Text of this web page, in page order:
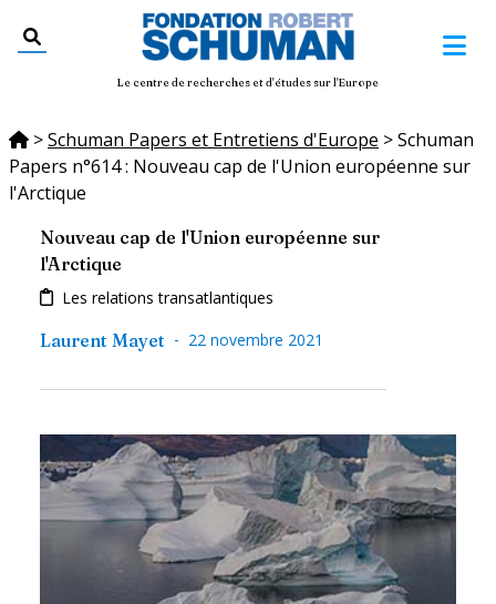
Le centre de recherches et d'études sur l'Europe
>Schuman Papers et Entretiens d'Europe >Schuman
Papers n°614 : Nouveau cap de l'Union européenne sur
l'Arctique
Nouveau cap de l'Union européenne sur
l'Arctique
Les relations transatlantiques
Laurent Mayet - 22 novembre 2021